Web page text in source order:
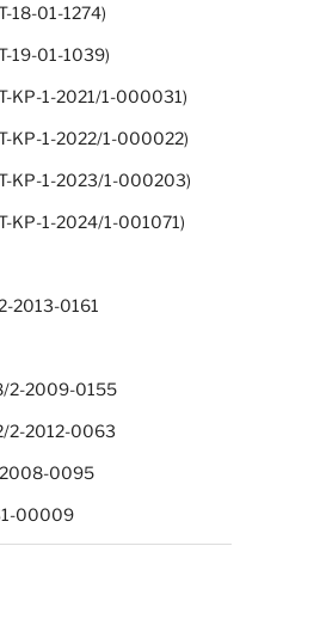
18-01-1274)
19-01-1039)
KP-1-2021/1-000031)
KP-1-2022/1-000022)
KP-1-2023/1-000203)
KP-1-2024/1-001071)
2013-0161
2-2009-0155
2-2012-0063
2008-0095
00009